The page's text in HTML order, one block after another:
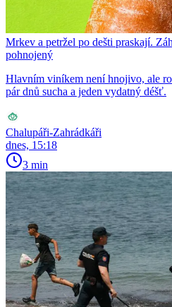
Mrkev a petržel po dešti praskají.
pohnojený
Hlavním viníkem není hnojivo, ale
pár dnů sucha a jeden vydatný déšť.
Chalupáři-Zahrádkáři
dnes, 15:18
3 min